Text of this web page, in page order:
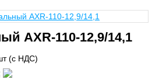
AXR-110-12,9/14,1
(с НДС)